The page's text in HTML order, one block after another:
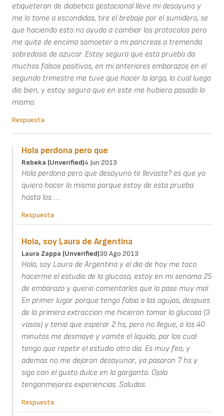
etiqueteran de diabetica gestacional lleve mi desayuno y
me lo tome a escondidas, tire el brebaje por el sumidero, se
que haciendo esto no ayudo a cambiar los protocolos pero
me quite de encima somoeter a mi pancreas a tremenda
sobredosis de azucar. Estoy segura que esta prueba da
muchos falsos positivos, en mi anteriores embarazos en el
segundo trimestre me tuve que hacer la larga, la cual luego
dio bien, y estoy segura que en este me hubiera pasado lo
mismo.
Respuesta
Hola perdona pero que
Rebeka (unverified)4 Jun 2013
Hola perdona pero que desayuno te llevaste? es que yo
quiero hacer lo mismo porque estoy de esta prueba
hasta los......
Respuesta
Hola, soy Laura de Argentina
Laura Zappa (unverified)30 Ago 2013
Hola, soy Laura de Argentina y el dia de hoy me toco
hacerme el estudio de la glucosa, estoy en mi senama 25
de embarazo y queria comentarles que la pase muy mal.
En primer lugar porque tengo fobia a las agujas, despues
de la primera extraccion me hicieron tomar la glucosa (3
vasos) y tenia que esperar 2 hs, pero no llegue, a los 40
minutos me desmaye y vomite el liquido, por los cual
tengo que repetir el estudio otro dia. Es muy feo, y
ademas no me dejaron desayunar, ya pasaron 7 hs y
sigo con el gusto dulce en la garganta. Ojala
tenganmejores experiencias. Saludos.
Respuesta